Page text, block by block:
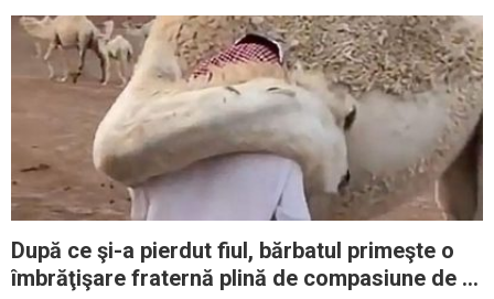
După ce şi-a pierdut fiul, bărbatul primeşte o
îmbrăţişare fraternă plină de compasiune de la